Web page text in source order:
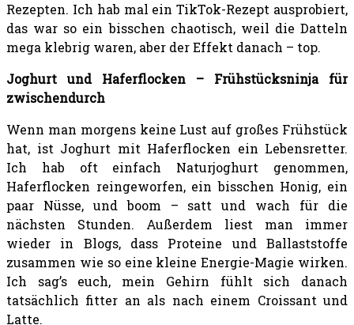
Rezepten. Ich hab mal ein TikTok-Rezept ausprobiert,
das war so ein bisschen chaotisch, weil die Datteln
mega klebrig waren, aber der Effekt danach – top.
Joghurt und Haferflocken – Frühstücksninja für
zwischendurch
Wenn man morgens keine Lust auf großes Frühstück
hat, ist Joghurt mit Haferflocken ein Lebensretter.
Ich hab oft einfach Naturjoghurt genommen,
Haferflocken reingeworfen, ein bisschen Honig, ein
paar Nüsse, und boom – satt und wach für die
nächsten Stunden. Außerdem liest man immer
wieder in Blogs, dass Proteine und Ballaststoffe
zusammen wie so eine kleine Energie-Magie wirken.
Ich sag’s euch, mein Gehirn fühlt sich danach
tatsächlich fitter an als nach einem Croissant und
Latte.